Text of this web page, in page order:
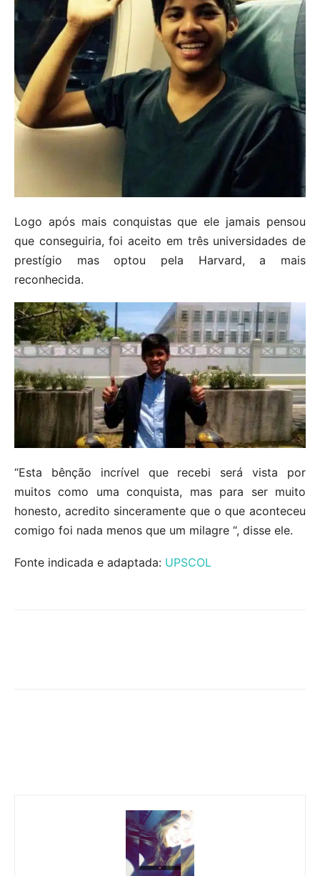
Logo após mais conquistas que ele jamais pensou
que conseguiria, foi aceito em três universidades de
prestígio mas optou pela Harvard, a mais
reconhecida.
“Esta bênção incrível que recebi será vista por
muitos como uma conquista, mas para ser muito
honesto, acredito sinceramente que o que aconteceu
comigo foi nada menos que um milagre “, disse ele.
Fonte indicada e adaptada: UPSCOL